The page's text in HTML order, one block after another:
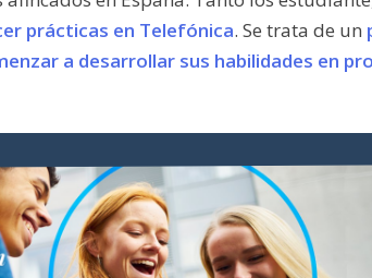
prácticas en Telefónica. Se trata de un
a desarrollar sus habilidades en